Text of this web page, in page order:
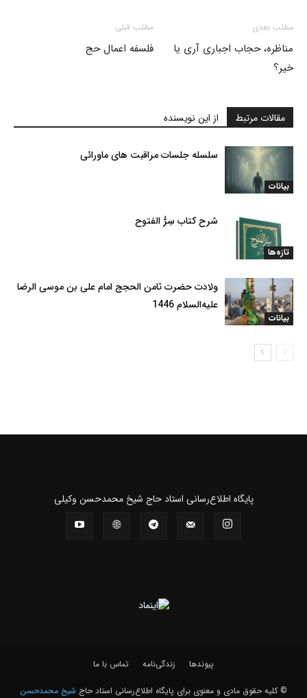
مطلب قبلی
فلسفه اعمال حج
مطلب بعدی
مناظره، حجاب اجباری آری یا
خیر؟
مقالات مرتبط از این نویسنده
بیانات
سلسله جلسات مراقبت های ماورائی
تازه‌ها
شرح کتاب سِرُّ الفتوح
بیانات
ولادت حضرت ثامن الحجج امام علی بن موسی الرضا
علیه‌السلام 1446
پايگاه اطلاع‌رسانی استاد حاج شیخ محمدحسن وکیلی
پیوندها زندگی‌نامه تماس با ما
© کلیه حقوق مادی و معنوی برای پايگاه اطلاع‌رسانی استاد حاج شیخ محمدحسن